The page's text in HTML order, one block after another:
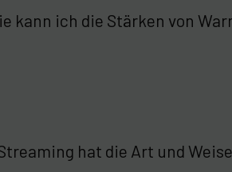
kann ich die Stärken von
hat die Art und